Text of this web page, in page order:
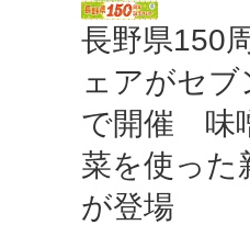
長野県150
ェアがセ
で開催 味
菜を使った
が登場